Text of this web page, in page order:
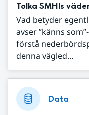
Tolka SMHIs
Vad betyder
avser ”känns
förstå
denna vägled...
Data